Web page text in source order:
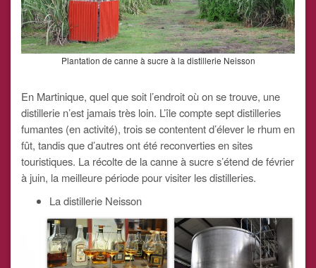
Plantation de canne à sucre à la distillerie Neisson
En Martinique, quel que soit l’endroit où on se trouve, une
distillerie n’est jamais très loin. L’île compte sept distilleries
fumantes (en activité), trois se contentent d’élever le rhum en
fût, tandis que d’autres ont été reconverties en sites
touristiques. La récolte de la canne à sucre s’étend de février
à juin, la meilleure période pour visiter les distilleries.
La distillerie Neisson